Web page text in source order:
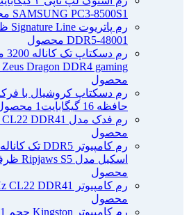
SAMSUNG PC3-8500S1 محصول
DDR5-48001 محصول
Zeus Dragon DDR4 gaming ظرفیت 8 گیگابایت
محصول
حافظه 16 گیگابایت
1 محصول
رم فدک مدل A1 8GB 3200Mhz CL22 DDR4 1
محصول
اسکیل مدل Ripjaws S5 ظرفیت 16 گیگابایت
محصول
رم کامپیوتر FDK S4 16GB 3200MHz CL22 DDR4
1
محصول
رم کامپیوتر Kingston حجم 8GB PC3-12800
1 محصول